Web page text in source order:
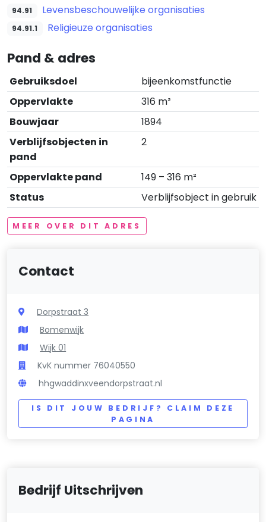
94.91 Levensbeschouwelijke organisaties
94.91.1 Religieuze organisaties
Pand & adres
Gebruiksdoel
bijeenkomstfunctie
Oppervlakte
316 m²
Bouwjaar
1894
Verblijfsobjecten in
pand
2
Oppervlakte pand
149 – 316 m²
Status
Verblijfsobject in gebruik
MEER OVER DIT ADRES
Contact
Dorpstraat 3
Bomenwijk
Wijk 01
KvK nummer 76040550
hhgwaddinxveendorpstraat.nl
IS DIT JOUW BEDRIJF? CLAIM DEZE
PAGINA
Bedrijf Uitschrijven